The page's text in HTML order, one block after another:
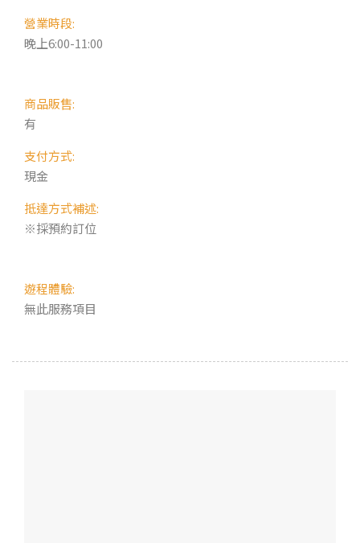
營業時段:
晚上6:00-11:00
商品販售:
有
支付方式:
現金
抵達方式補述:
※採預約訂位
遊程體驗:
無此服務項目